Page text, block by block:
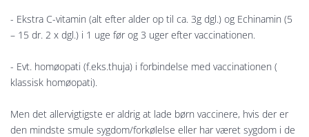
- Ekstra C-vitamin (alt efter alder op til ca. 3g dgl.) og Echinamin (5
– 15 dr. 2 x dgl.) i 1 uge før og 3 uger efter vaccinationen.
- Evt. homøopati (f.eks.thuja) i forbindelse med vaccinationen (
klassisk homøopati).
Men det allervigtigste er aldrig at lade børn vaccinere, hvis der er
den mindste smule sygdom/forkølelse eller har været sygdom i de